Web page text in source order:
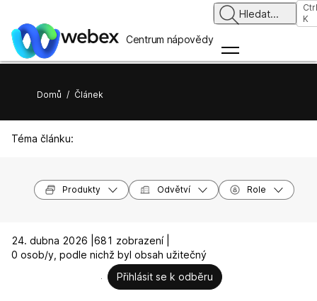
Centrum nápovědy
Hledat...
K
Domů / Článek
Téma článku:
Produkty Odvětví Role
24. dubna 2026 | 681 zobrazení |
0 osob/y, podle nichž byl obsah užitečný
Přihlásit se k odběru